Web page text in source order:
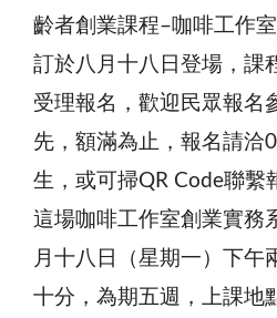
齡者創業課程–咖啡工作
訂於八月十八日登場，課
受理報名，歡迎民眾報名
先，額滿為止，報名請洽
生，或可掃QR Code聯繫
這場咖啡工作室創業實務
月十八日（星期一）下午
十分，為期五週，上課地